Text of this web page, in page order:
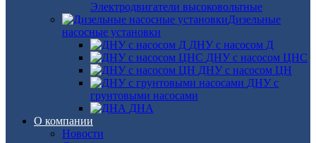
Электродвигатели высоковольтные
Дизельные
насосные установки
ДНУ с насосом Д
ДНУ с насосом ЦНС
ДНУ с насосом ЦН
ДНУ с
грунтовыми насосами
ДНА
О компании
Новости